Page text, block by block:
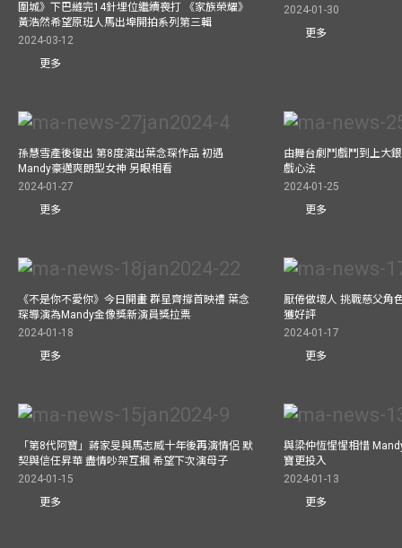
圍城》下巴縫完14針埋位繼續喪打 《家族榮耀》
黃浩然希望原班人馬出埠開拍系列第三輯
2024-03-12
更多
2024-01-30
更多
孫慧雪產後復出 第8度演出葉念琛作品 初遇
Mandy豪邁爽朗型女神 另眼相看
2024-01-27
更多
由舞台劇鬥戲鬥到上大
戲心法
2024-01-25
更多
《不是你不愛你》今日開畫 群星齊撐首映禮 葉念
琛導演為Mandy金像獎新演員獎拉票
2024-01-18
更多
厭倦做壞人 挑戰慈父角
獲好評
2024-01-17
更多
「第8代阿寶」蔣家旻與馬志威十年後再演情侶 默
契與信任昇華 盡情吵架互摑 希望下次演母子
2024-01-15
更多
與梁仲恆惺惺相惜
寶更投入
2024-01-13
更多